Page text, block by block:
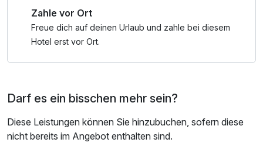
Zahle vor Ort
Freue dich auf deinen Urlaub und zahle bei diesem
Hotel erst vor Ort.
Darf es ein bisschen mehr sein?
Diese Leistungen können Sie hinzubuchen, sofern diese
nicht bereits im Angebot enthalten sind.